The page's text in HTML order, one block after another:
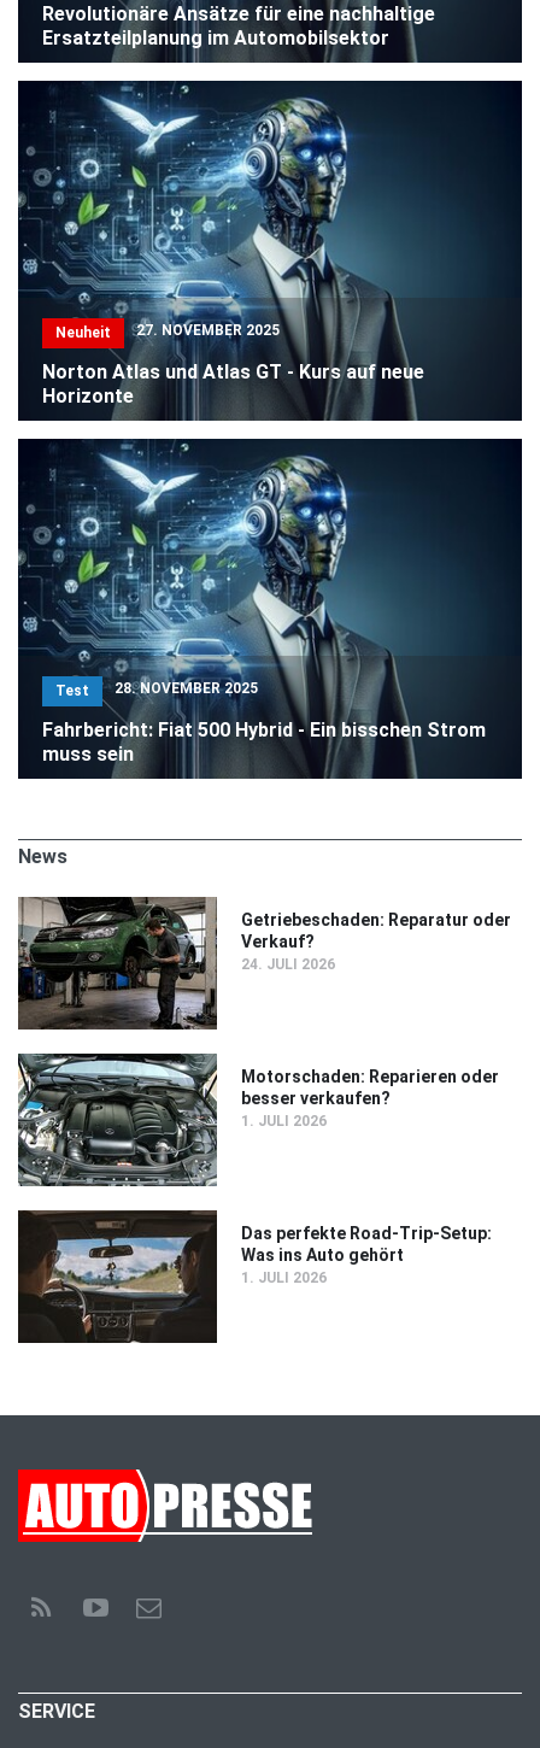
Revolutionäre Ansätze für eine nachhaltige
Ersatzteilplanung im Automobilsektor
Neuheit 27. NOVEMBER 2025
Norton Atlas und Atlas GT - Kurs auf neue
Horizonte
Test 28. NOVEMBER 2025
Fahrbericht: Fiat 500 Hybrid - Ein bisschen Strom
muss sein
News
Getriebeschaden: Reparatur oder
Verkauf?
24. JULI 2026
Motorschaden: Reparieren oder
besser verkaufen?
1. JULI 2026
Das perfekte Road-Trip-Setup:
Was ins Auto gehört
1. JULI 2026
SERVICE